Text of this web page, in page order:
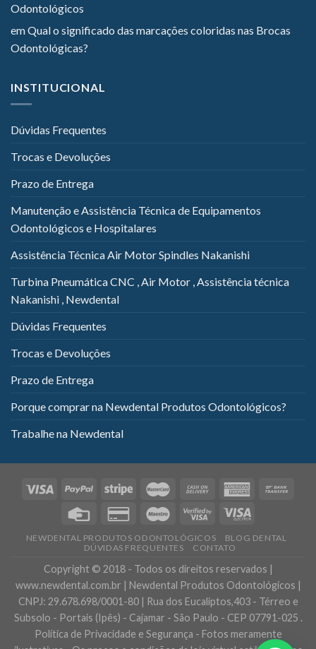
Odontológicos
emQual o significado das marcações coloridas nas Brocas
Odontológicas?
INSTITUCIONAL
Dúvidas Frequentes
Trocas e Devoluções
Prazo de Entrega
Manutenção e Assistência Técnica de Equipamentos
Odontológicos e Hospitalares
Assistência Técnica Air Motor Spindles Nakanishi
Turbina Pneumática CNC , Air Motor , Assistência técnica
Nakanishi , Newdental
Dúvidas Frequentes
Trocas e Devoluções
Prazo de Entrega
Porque comprar na Newdental Produtos Odontológicos?
Trabalhe na Newdental
NEWDENTAL PRODUTOS ODONTOLÓGICOS
BLOG DENTAL
DÚVIDAS FREQUENTES
CONTATO
Copyright © 2018 - Todos os direitos reservados |
www.newdental.com.br | Newdental Produtos Odontológicos |
CNPJ: 29.678.698/0001-80 | Rua dos Eucaliptos,403 - Térreo e
Subsolo - Portais (Ipês) - Cajamar - São Paulo - CEP 07791-025 .
Política de Privacidade e Segurança - Fotos meramente